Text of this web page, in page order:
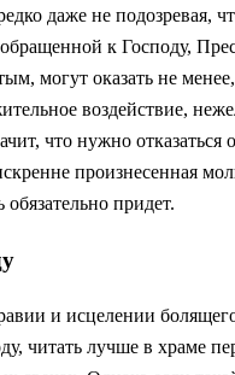
даже не подозревая,
к Господу,
могут оказать не
воздействие,
что нужно отказаться
произнесенная
придет.
и исцелении
читать лучше в храме